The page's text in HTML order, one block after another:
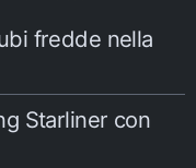
fredde nella
Starliner con